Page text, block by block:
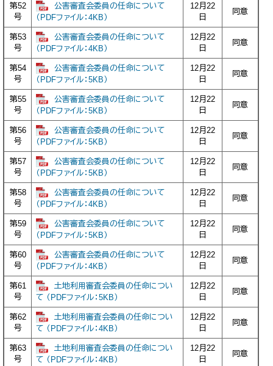
第52
号
公害審査会委員の任命について
（PDFファイル：4KB）
12月22
日
同意
第53
号
公害審査会委員の任命について
（PDFファイル：4KB）
12月22
日
同意
第54
号
公害審査会委員の任命について
（PDFファイル：5KB）
12月22
日
同意
第55
号
公害審査会委員の任命について
（PDFファイル：5KB）
12月22
日
同意
第56
号
公害審査会委員の任命について
（PDFファイル：5KB）
12月22
日
同意
第57
号
公害審査会委員の任命について
（PDFファイル：5KB）
12月22
日
同意
第58
号
公害審査会委員の任命について
（PDFファイル：4KB）
12月22
日
同意
第59
号
公害審査会委員の任命について
（PDFファイル：5KB）
12月22
日
同意
第60
号
公害審査会委員の任命について
（PDFファイル：4KB）
12月22
日
同意
第61
号
土地利用審査会委員の任命につい
て （PDFファイル：5KB）
12月22
日
同意
第62
号
土地利用審査会委員の任命につい
て （PDFファイル：4KB）
12月22
日
同意
第63
号
土地利用審査会委員の任命につい
て （PDFファイル：4KB）
12月22
日
同意